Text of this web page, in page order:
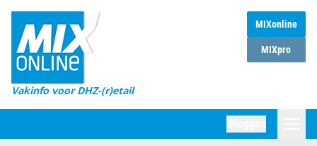
MIXonline
MIXpro
Vakinfo voor DHZ-(r)etail
Home
Magazines
DHZ Sessie